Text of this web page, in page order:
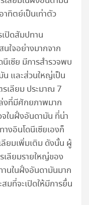
ทิตย์เป็นเท่าตัว
ปิดสัมปทาน
นใจอย่างมากจาก
เซีย มีการสำรวจพบ
น และส่วนใหญ่เป็น
เลียม ประมาณ 7
งที่มีศักยภาพมาก
ในฝั่งอันดามัน ที่น่า
งอินโดนีเซียเองก็
ลียมเพิ่มเติม ดังนั้น ผู้
เลียมรายใหญ่ของ
นในฝั่งอันดามันมาก
มที่จะเปิดให้มีการยื่น